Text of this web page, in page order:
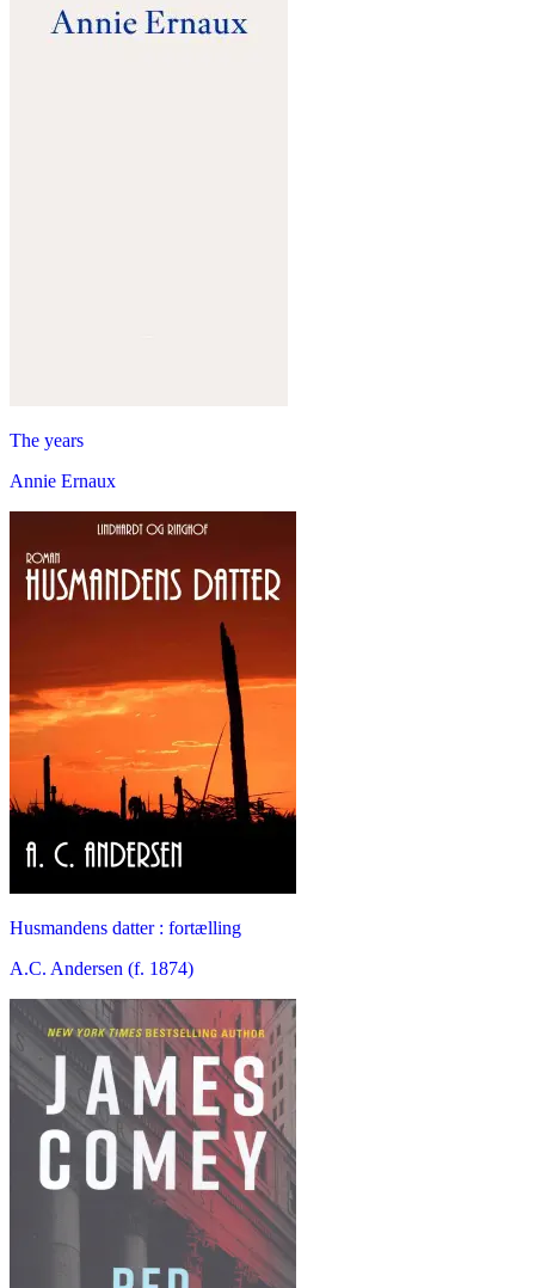
The years
Annie Ernaux
Husmandens datter : fortælling
A.C. Andersen (f. 1874)